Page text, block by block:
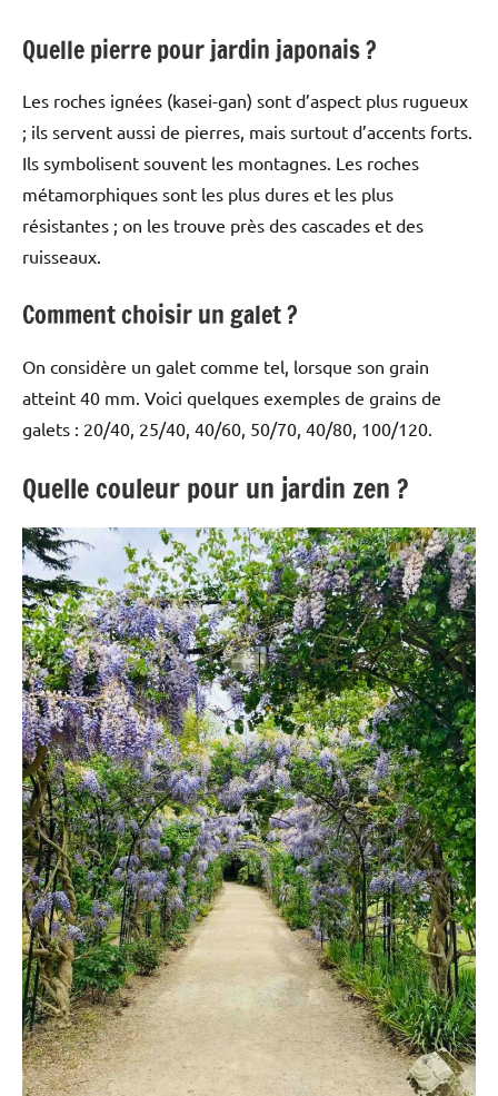
Quelle pierre pour jardin japonais ?
Les roches ignées (kasei-gan) sont d’aspect plus rugueux
; ils servent aussi de pierres, mais surtout d’accents forts.
Ils symbolisent souvent les montagnes. Les roches
métamorphiques sont les plus dures et les plus
résistantes ; on les trouve près des cascades et des
ruisseaux.
Comment choisir un galet ?
On considère un galet comme tel, lorsque son grain
atteint 40 mm. Voici quelques exemples de grains de
galets : 20/40, 25/40, 40/60, 50/70, 40/80, 100/120.
Quelle couleur pour un jardin zen ?